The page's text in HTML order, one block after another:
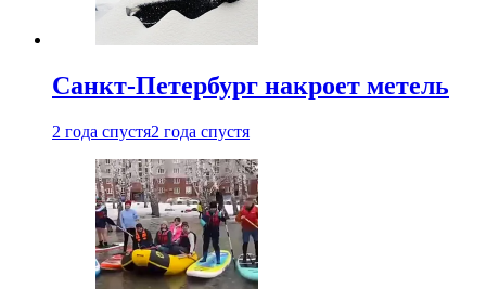
Санкт-Петербург накроет метель
2 года спустя2 года спустя